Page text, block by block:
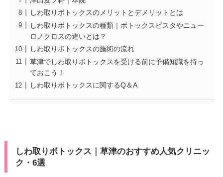
しわ取りボトックスのメリットとデメリットとは
しわ取りボトックスの種類｜ボトックスビスタやニュー
ロノクロスの違いとは？
しわ取りボトックスの施術の流れ
草津でしわ取りボトックスを受ける前に予備知識を持っ
ておこう！
しわ取りボトックスに関するQ＆A
しわ取りボトックス｜草津のおすすめ人気クリニッ
ク・6選